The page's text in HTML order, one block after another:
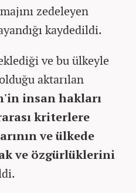
zedeleyen
kaydedildi.
ve bu ülkeyle
aktarılan
insan hakları
kriterlere
ve ülkede
ve özgürlüklerini